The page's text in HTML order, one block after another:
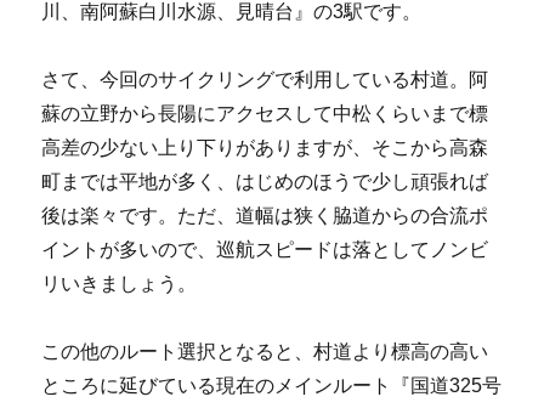
川、南阿蘇白川水源、見晴台』の3駅です。
さて、今回のサイクリングで利用している村道。阿
蘇の立野から長陽にアクセスして中松くらいまで標
高差の少ない上り下りがありますが、そこから高森
町までは平地が多く、はじめのほうで少し頑張れば
後は楽々です。ただ、道幅は狭く脇道からの合流ポ
イントが多いので、巡航スピードは落としてノンビ
リいきましょう。
この他のルート選択となると、村道より標高の高い
ところに延びている現在のメインルート『国道325号